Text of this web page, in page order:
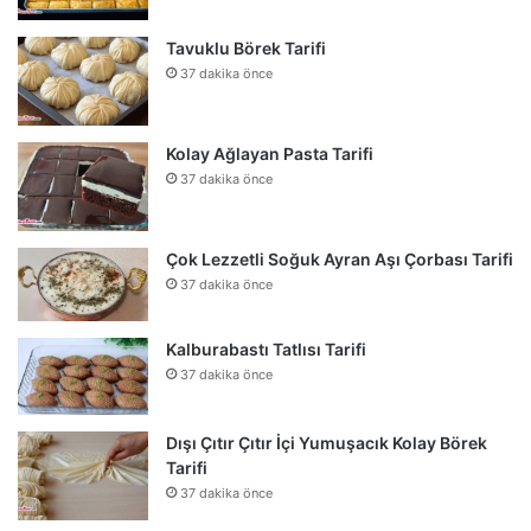
Tavuklu Börek Tarifi
37 dakika önce
Kolay Ağlayan Pasta Tarifi
37 dakika önce
Çok Lezzetli Soğuk Ayran Aşı Çorbası Tarifi
37 dakika önce
Kalburabastı Tatlısı Tarifi
37 dakika önce
Dışı Çıtır Çıtır İçi Yumuşacık Kolay Börek
Tarifi
37 dakika önce